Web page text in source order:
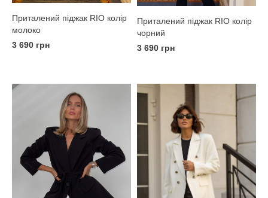
Приталений піджак RIO колір
молоко
3 690 грн
Приталений піджак RIO колір
чорний
3 690 грн